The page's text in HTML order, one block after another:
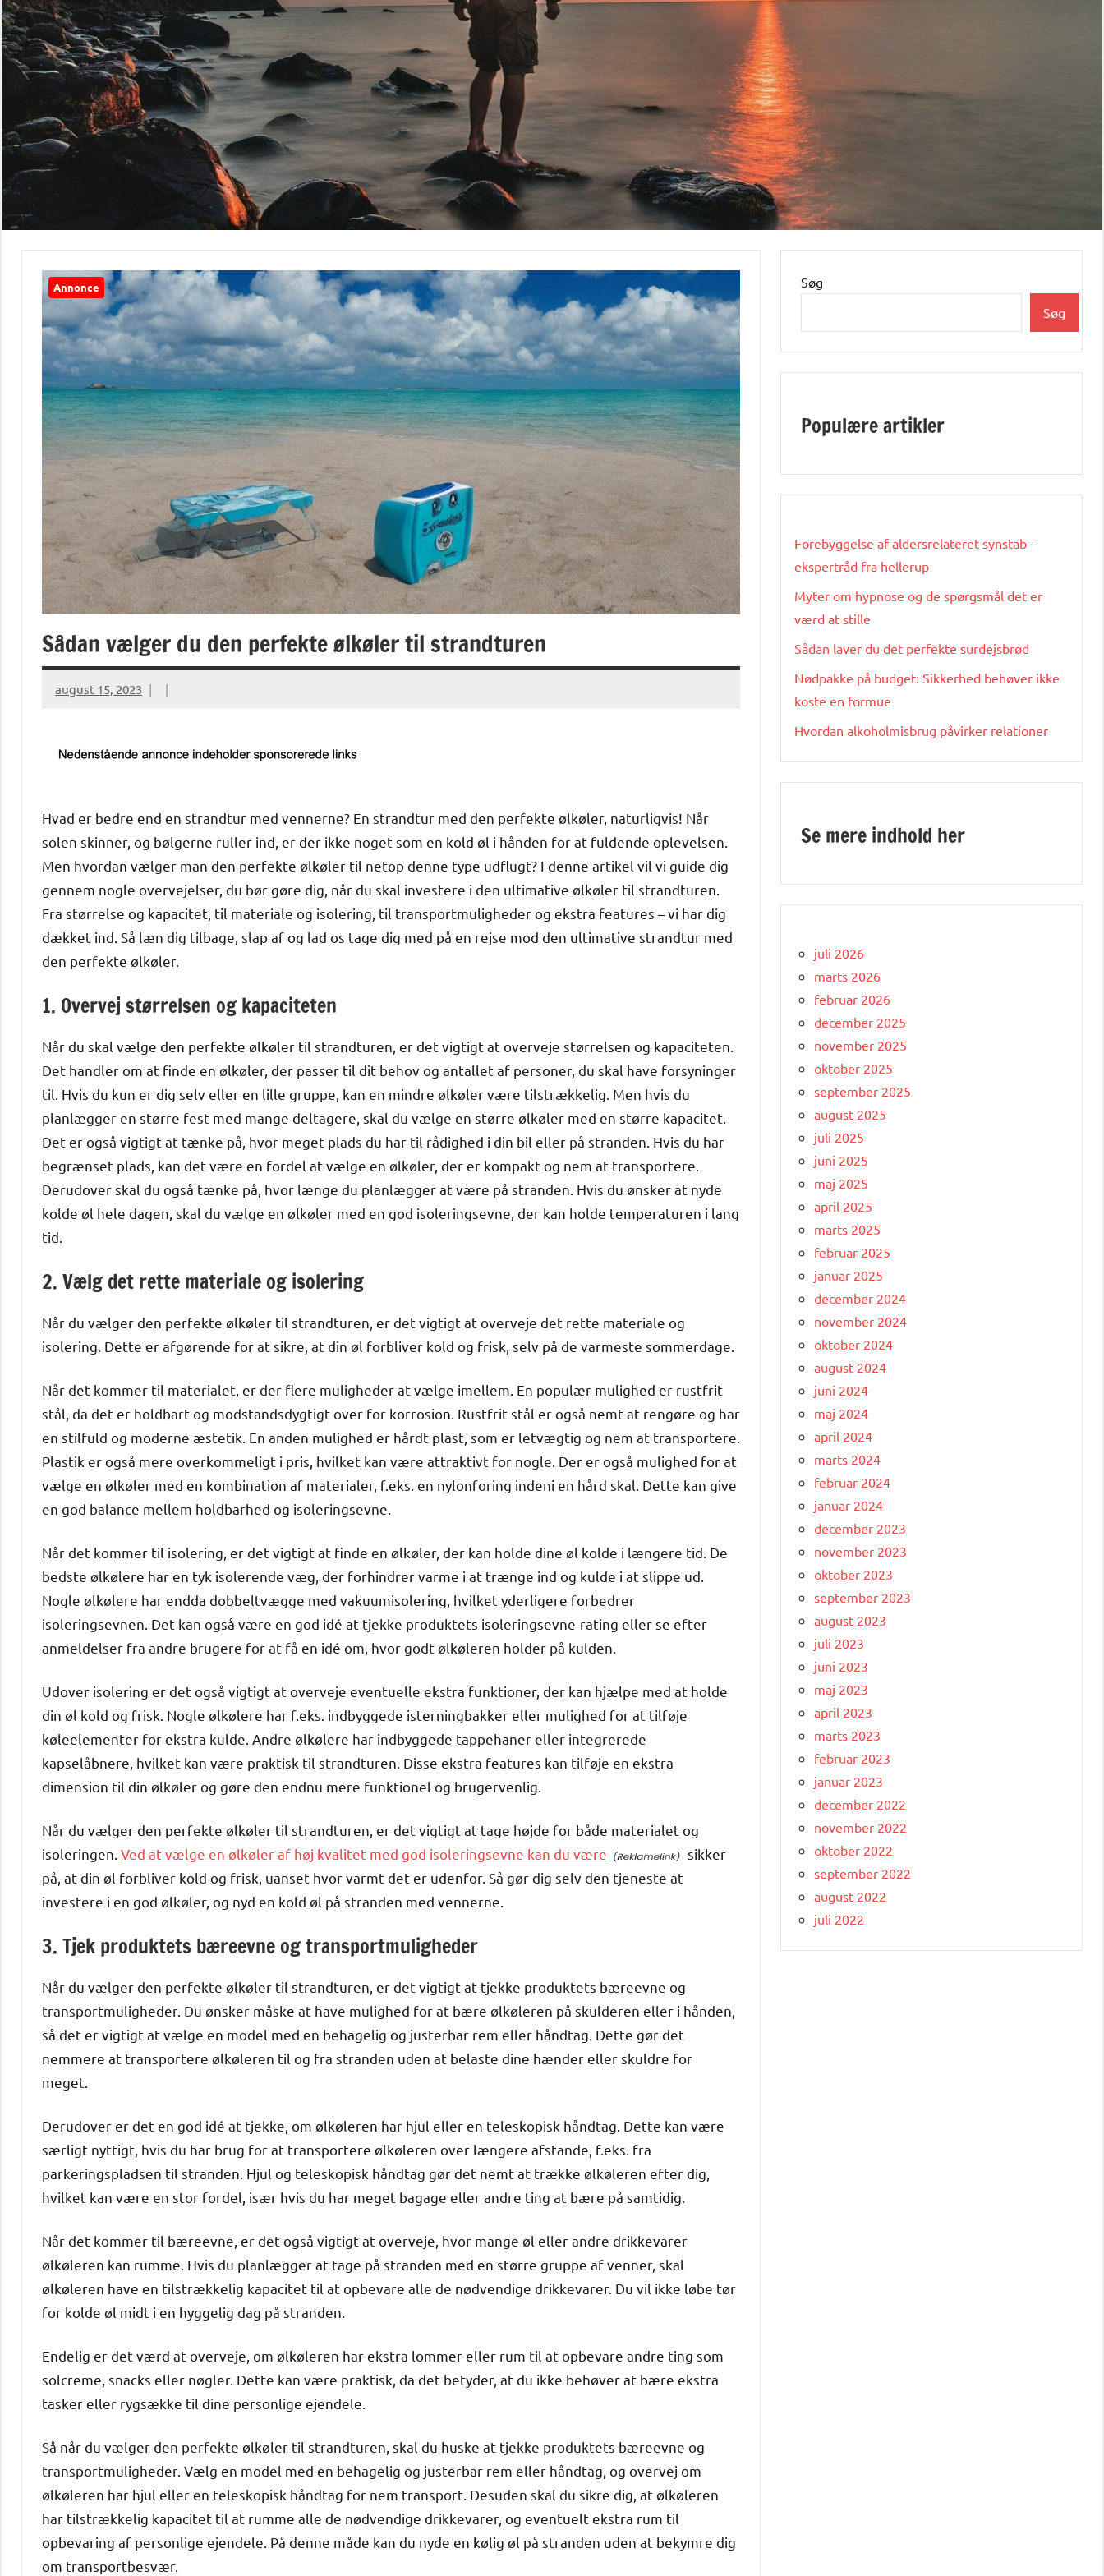
Annonce
Sådan vælger du den perfekte ølkøler til strandturen
august 15, 2023
Hvad er bedre end en strandtur med vennerne? En strandtur med den perfekte ølkøler, naturligvis! Når
solen skinner, og bølgerne ruller ind, er der ikke noget som en kold øl i hånden for at fuldende oplevelsen.
Men hvordan vælger man den perfekte ølkøler til netop denne type udflugt? I denne artikel vil vi guide dig
gennem nogle overvejelser, du bør gøre dig, når du skal investere i den ultimative ølkøler til strandturen.
Fra størrelse og kapacitet, til materiale og isolering, til transportmuligheder og ekstra features – vi har dig
dækket ind. Så læn dig tilbage, slap af og lad os tage dig med på en rejse mod den ultimative strandtur med
den perfekte ølkøler.
1. Overvej størrelsen og kapaciteten
Når du skal vælge den perfekte ølkøler til strandturen, er det vigtigt at overveje størrelsen og kapaciteten.
Det handler om at finde en ølkøler, der passer til dit behov og antallet af personer, du skal have forsyninger
til. Hvis du kun er dig selv eller en lille gruppe, kan en mindre ølkøler være tilstrækkelig. Men hvis du
planlægger en større fest med mange deltagere, skal du vælge en større ølkøler med en større kapacitet.
Det er også vigtigt at tænke på, hvor meget plads du har til rådighed i din bil eller på stranden. Hvis du har
begrænset plads, kan det være en fordel at vælge en ølkøler, der er kompakt og nem at transportere.
Derudover skal du også tænke på, hvor længe du planlægger at være på stranden. Hvis du ønsker at nyde
kolde øl hele dagen, skal du vælge en ølkøler med en god isoleringsevne, der kan holde temperaturen i lang
tid.
2. Vælg det rette materiale og isolering
Når du vælger den perfekte ølkøler til strandturen, er det vigtigt at overveje det rette materiale og
isolering. Dette er afgørende for at sikre, at din øl forbliver kold og frisk, selv på de varmeste sommerdage.
Når det kommer til materialet, er der flere muligheder at vælge imellem. En populær mulighed er rustfrit
stål, da det er holdbart og modstandsdygtigt over for korrosion. Rustfrit stål er også nemt at rengøre og har
en stilfuld og moderne æstetik. En anden mulighed er hårdt plast, som er letvægtig og nem at transportere.
Plastik er også mere overkommeligt i pris, hvilket kan være attraktivt for nogle. Der er også mulighed for at
vælge en ølkøler med en kombination af materialer, f.eks. en nylonforing indeni en hård skal. Dette kan give
en god balance mellem holdbarhed og isoleringsevne.
Når det kommer til isolering, er det vigtigt at finde en ølkøler, der kan holde dine øl kolde i længere tid. De
bedste ølkølere har en tyk isolerende væg, der forhindrer varme i at trænge ind og kulde i at slippe ud.
Nogle ølkølere har endda dobbeltvægge med vakuumisolering, hvilket yderligere forbedrer
isoleringsevnen. Det kan også være en god idé at tjekke produktets isoleringsevne-rating eller se efter
anmeldelser fra andre brugere for at få en idé om, hvor godt ølkøleren holder på kulden.
Udover isolering er det også vigtigt at overveje eventuelle ekstra funktioner, der kan hjælpe med at holde
din øl kold og frisk. Nogle ølkølere har f.eks. indbyggede isterningbakker eller mulighed for at tilføje
køleelementer for ekstra kulde. Andre ølkølere har indbyggede tappehaner eller integrerede
kapselåbnere, hvilket kan være praktisk til strandturen. Disse ekstra features kan tilføje en ekstra
dimension til din ølkøler og gøre den endnu mere funktionel og brugervenlig.
Når du vælger den perfekte ølkøler til strandturen, er det vigtigt at tage højde for både materialet og
isoleringen. Ved at vælge en ølkøler af høj kvalitet med god isoleringsevne kan du være
sikker
på, at din øl forbliver kold og frisk, uanset hvor varmt det er udenfor. Så gør dig selv den tjeneste at
investere i en god ølkøler, og nyd en kold øl på stranden med vennerne.
3. Tjek produktets bæreevne og transportmuligheder
Når du vælger den perfekte ølkøler til strandturen, er det vigtigt at tjekke produktets bæreevne og
transportmuligheder. Du ønsker måske at have mulighed for at bære ølkøleren på skulderen eller i hånden,
så det er vigtigt at vælge en model med en behagelig og justerbar rem eller håndtag. Dette gør det
nemmere at transportere ølkøleren til og fra stranden uden at belaste dine hænder eller skuldre for
meget.
Derudover er det en god idé at tjekke, om ølkøleren har hjul eller en teleskopisk håndtag. Dette kan være
særligt nyttigt, hvis du har brug for at transportere ølkøleren over længere afstande, f.eks. fra
parkeringspladsen til stranden. Hjul og teleskopisk håndtag gør det nemt at trække ølkøleren efter dig,
hvilket kan være en stor fordel, især hvis du har meget bagage eller andre ting at bære på samtidig.
Når det kommer til bæreevne, er det også vigtigt at overveje, hvor mange øl eller andre drikkevarer
ølkøleren kan rumme. Hvis du planlægger at tage på stranden med en større gruppe af venner, skal
ølkøleren have en tilstrækkelig kapacitet til at opbevare alle de nødvendige drikkevarer. Du vil ikke løbe tør
for kolde øl midt i en hyggelig dag på stranden.
Endelig er det værd at overveje, om ølkøleren har ekstra lommer eller rum til at opbevare andre ting som
solcreme, snacks eller nøgler. Dette kan være praktisk, da det betyder, at du ikke behøver at bære ekstra
tasker eller rygsække til dine personlige ejendele.
Så når du vælger den perfekte ølkøler til strandturen, skal du huske at tjekke produktets bæreevne og
transportmuligheder. Vælg en model med en behagelig og justerbar rem eller håndtag, og overvej om
ølkøleren har hjul eller en teleskopisk håndtag for nem transport. Desuden skal du sikre dig, at ølkøleren
har tilstrækkelig kapacitet til at rumme alle de nødvendige drikkevarer, og eventuelt ekstra rum til
opbevaring af personlige ejendele. På denne måde kan du nyde en kølig øl på stranden uden at bekymre dig
om transportbesvær.
Søg
Søg
Populære artikler
Forebyggelse af aldersrelateret synstab –
ekspertråd fra hellerup
Myter om hypnose og de spørgsmål det er
værd at stille
Sådan laver du det perfekte surdejsbrød
Nødpakke på budget: Sikkerhed behøver ikke
koste en formue
Hvordan alkoholmisbrug påvirker relationer
Se mere indhold her
juli 2026
marts 2026
februar 2026
december 2025
november 2025
oktober 2025
september 2025
august 2025
juli 2025
juni 2025
maj 2025
april 2025
marts 2025
februar 2025
januar 2025
december 2024
november 2024
oktober 2024
august 2024
juni 2024
maj 2024
april 2024
marts 2024
februar 2024
januar 2024
december 2023
november 2023
oktober 2023
september 2023
august 2023
juli 2023
juni 2023
maj 2023
april 2023
marts 2023
februar 2023
januar 2023
december 2022
november 2022
oktober 2022
september 2022
august 2022
juli 2022